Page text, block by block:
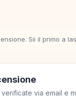
Sii il primo a
via email e